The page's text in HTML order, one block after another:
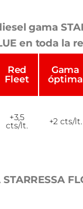
gama
en toda la
Red
Fleet
Gama
óptima
+3,5
cts/lt. +2 cts/lt.
STARRESSA